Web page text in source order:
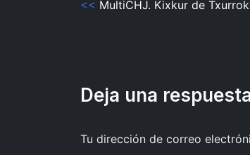
Navegación
<< MultiCHJ. Kixkur de
Deja una
Tu dirección de correo